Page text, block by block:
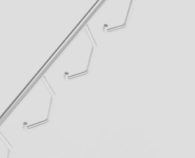
Wenn aus Laufwegen Kennzahlen werden.
Lernen sie jetzt die innovativen Systemlösungen
von Geck kennen.
mehr erfahren